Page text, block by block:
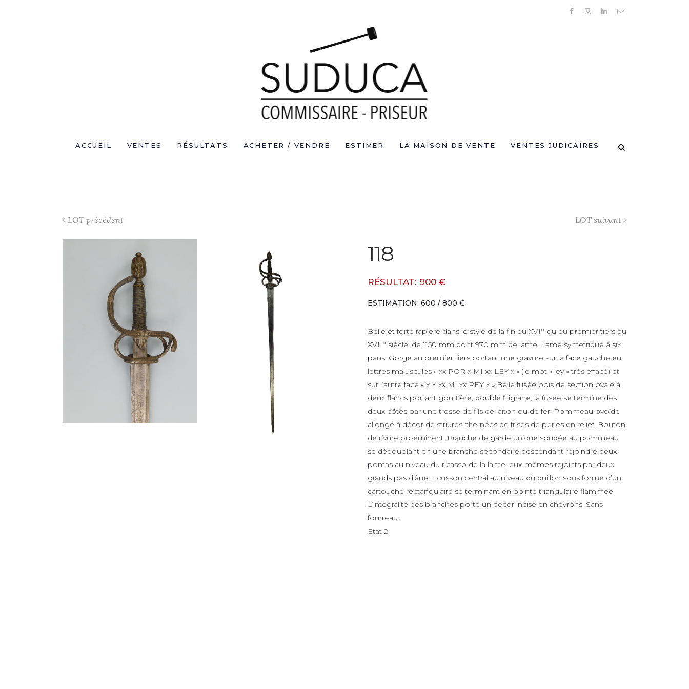
ACCUEIL VENTES RÉSULTATS ACHETER / VENDRE ESTIMER LA MAISON DE VENTE VENTES JUDICAIRES
LOT précédent LOT suivant
118
RÉSULTAT: 900 €
ESTIMATION: 600 / 800 €
Belle et forte rapière dans le style de la fin du XVI° ou du premier tiers du
XVII° siècle, de 1150 mm dont 970 mm de lame. Lame symétrique à six
pans. Gorge au premier tiers portant une gravure sur la face gauche en
lettres majuscules « xx POR x MI xx LEY x » (le mot « ley » très effacé) et
sur l’autre face « x Y xx MI xx REY x » Belle fusée bois de section ovale à
deux flancs portant gouttière, double filigrane, la fusée se termine des
deux côtés par une tresse de fils de laiton ou de fer. Pommeau ovoïde
allongé à décor de striures alternées de frises de perles en relief. Bouton
de rivure proéminent. Branche de garde unique soudée au pommeau
se dédoublant en une branche secondaire descendant rejoindre deux
pontas au niveau du ricasso de la lame, eux-mêmes rejoints par deux
grands pas d’âne. Ecusson central au niveau du quillon sous forme d’un
cartouche rectangulaire se terminant en pointe triangulaire flammée.
L’intégralité des branches porte un décor incisé en chevrons. Sans
fourreau.
Etat 2